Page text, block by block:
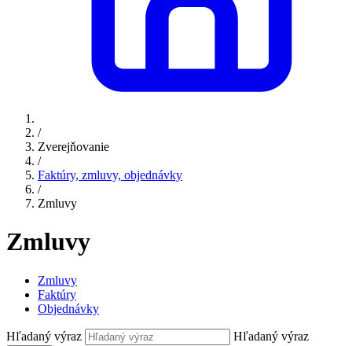
/
Zverejňovanie
/
Faktúry, zmluvy, objednávky
/
Zmluvy
Zmluvy
Zmluvy
Faktúry
Objednávky
Hľadaný výraz Hľadaný výraz